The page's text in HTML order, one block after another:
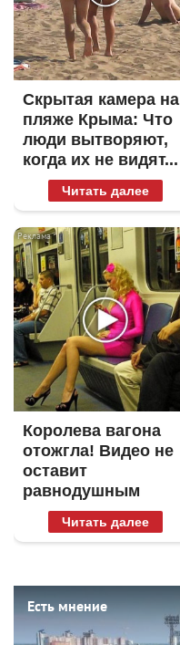
Скрытая камера на
пляже Крыма: Что
люди вытворяют,
когда их не видят...
Читать далее
Королева вагона
отожгла! Видео не
оставит
равнодушным
Читать далее
Есть мнение